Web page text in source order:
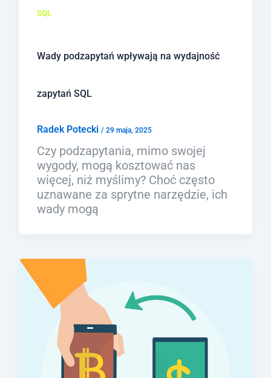
SQL
Wady podzapytań wpływają na wydajność
zapytań SQL
Radek Potecki / 29 maja, 2025
Czy podzapytania, mimo swojej
wygody, mogą kosztować nas
więcej, niż myślimy? Choć często
uznawane za sprytne narzędzie, ich
wady mogą